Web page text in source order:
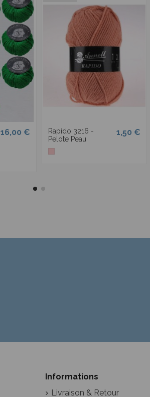
16,00 €
Rapido 3216 -
Pelote Peau
1,50 €
Informations
Livraison & Retour